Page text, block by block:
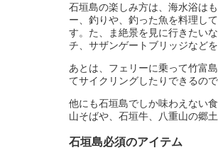
石垣島の楽しみ方は、海水浴は
ー、釣りや、釣った魚を料理し
す。た、ま絶景を見に行きたい
チ、サザンゲートブリッジなど
あとは、フェリーに乗って竹富
てサイクリングしたりできるの
他にも石垣島でしか味わえない
山そばや、石垣牛、八重山の郷
石垣島必須のアイテム